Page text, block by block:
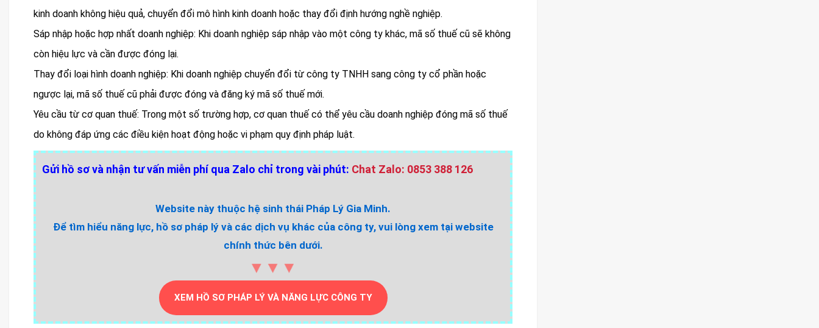
kinh doanh không hiệu quả, chuyển đổi mô hình kinh doanh hoặc thay đổi định hướng nghề nghiệp.
Sáp nhập hoặc hợp nhất doanh nghiệp: Khi doanh nghiệp sáp nhập vào một công ty khác, mã số thuế cũ sẽ không
còn hiệu lực và cần được đóng lại.
Thay đổi loại hình doanh nghiệp: Khi doanh nghiệp chuyển đổi từ công ty TNHH sang công ty cổ phần hoặc
ngược lại, mã số thuế cũ phải được đóng và đăng ký mã số thuế mới.
Yêu cầu từ cơ quan thuế: Trong một số trường hợp, cơ quan thuế có thể yêu cầu doanh nghiệp đóng mã số thuế
do không đáp ứng các điều kiện hoạt động hoặc vi phạm quy định pháp luật.
Gửi hồ sơ và nhận tư vấn miễn phí qua Zalo chỉ trong vài phút: Chat Zalo: 0853 388 126
Website này thuộc hệ sinh thái Pháp Lý Gia Minh.
Để tìm hiểu năng lực, hồ sơ pháp lý và các dịch vụ khác của công ty, vui lòng xem tại website
chính thức bên dưới.
▼▼▼
XEM HỒ SƠ PHÁP LÝ VÀ NĂNG LỰC CÔNG TY